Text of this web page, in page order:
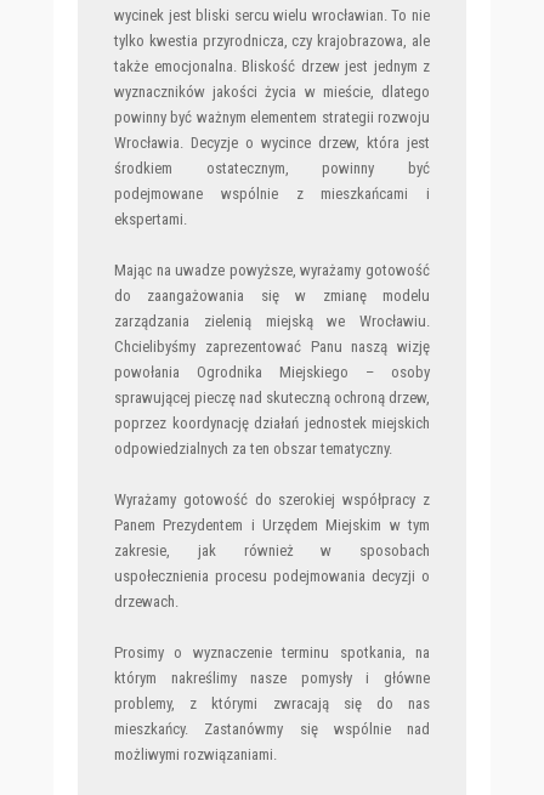
wycinek jest bliski sercu wielu wrocławian. To nie
tylko kwestia przyrodnicza, czy krajobrazowa, ale
także emocjonalna. Bliskość drzew jest jednym z
wyznaczników jakości życia w mieście, dlatego
powinny być ważnym elementem strategii rozwoju
Wrocławia. Decyzje o wycince drzew, która jest
środkiem ostatecznym, powinny być
podejmowane wspólnie z mieszkańcami i
ekspertami.
Mając na uwadze powyższe, wyrażamy gotowość
do zaangażowania się w zmianę modelu
zarządzania zielenią miejską we Wrocławiu.
Chcielibyśmy zaprezentować Panu naszą wizję
powołania Ogrodnika Miejskiego – osoby
sprawującej pieczę nad skuteczną ochroną drzew,
poprzez koordynację działań jednostek miejskich
odpowiedzialnych za ten obszar tematyczny.
Wyrażamy gotowość do szerokiej współpracy z
Panem Prezydentem i Urzędem Miejskim w tym
zakresie, jak również w sposobach
uspołecznienia procesu podejmowania decyzji o
drzewach.
Prosimy o wyznaczenie terminu spotkania, na
którym nakreślimy nasze pomysły i główne
problemy, z którymi zwracają się do nas
mieszkańcy. Zastanówmy się wspólnie nad
możliwymi rozwiązaniami.